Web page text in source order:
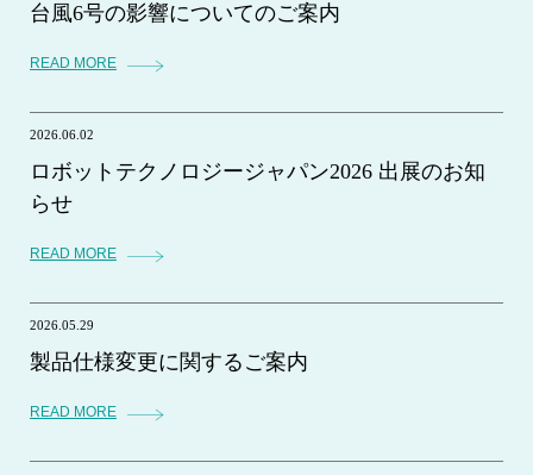
台風6号の影響についてのご案内
READ MORE
2026.06.02
ロボットテクノロジージャパン2026 出展のお知
らせ
READ MORE
2026.05.29
製品仕様変更に関するご案内
READ MORE